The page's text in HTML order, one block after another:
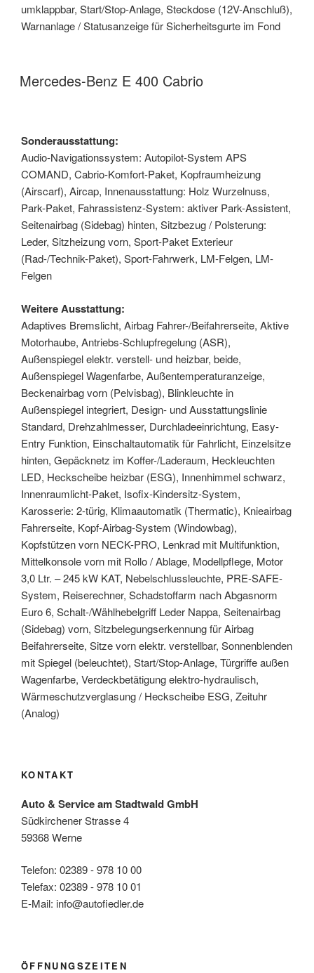
umklappbar, Start/Stop-Anlage, Steckdose (12V-Anschluß),
Warnanlage / Statusanzeige für Sicherheitsgurte im Fond
Mercedes-Benz E 400 Cabrio
Sonderausstattung:
Audio-Navigationssystem: Autopilot-System APS
COMAND, Cabrio-Komfort-Paket, Kopfraumheizung
(Airscarf), Aircap, Innenausstattung: Holz Wurzelnuss,
Park-Paket, Fahrassistenz-System: aktiver Park-Assistent,
Seitenairbag (Sidebag) hinten, Sitzbezug / Polsterung:
Leder, Sitzheizung vorn, Sport-Paket Exterieur
(Rad-/Technik-Paket), Sport-Fahrwerk, LM-Felgen, LM-
Felgen
Weitere Ausstattung:
Adaptives Bremslicht, Airbag Fahrer-/Beifahrerseite, Aktive
Motorhaube, Antriebs-Schlupfregelung (ASR),
Außenspiegel elektr. verstell- und heizbar, beide,
Außenspiegel Wagenfarbe, Außentemperaturanzeige,
Beckenairbag vorn (Pelvisbag), Blinkleuchte in
Außenspiegel integriert, Design- und Ausstattungslinie
Standard, Drehzahlmesser, Durchladeeinrichtung, Easy-
Entry Funktion, Einschaltautomatik für Fahrlicht, Einzelsitze
hinten, Gepäcknetz im Koffer-/Laderaum, Heckleuchten
LED, Heckscheibe heizbar (ESG), Innenhimmel schwarz,
Innenraumlicht-Paket, Isofix-Kindersitz-System,
Karosserie: 2-türig, Klimaautomatik (Thermatic), Knieairbag
Fahrerseite, Kopf-Airbag-System (Windowbag),
Kopfstützen vorn NECK-PRO, Lenkrad mit Multifunktion,
Mittelkonsole vorn mit Rollo / Ablage, Modellpflege, Motor
3,0 Ltr. – 245 kW KAT, Nebelschlussleuchte, PRE-SAFE-
System, Reiserechner, Schadstoffarm nach Abgasnorm
Euro 6, Schalt-/Wählhebelgriff Leder Nappa, Seitenairbag
(Sidebag) vorn, Sitzbelegungserkennung für Airbag
Beifahrerseite, Sitze vorn elektr. verstellbar, Sonnenblenden
mit Spiegel (beleuchtet), Start/Stop-Anlage, Türgriffe außen
Wagenfarbe, Verdeckbetätigung elektro-hydraulisch,
Wärmeschutzverglasung / Heckscheibe ESG, Zeituhr
(Analog)
KONTAKT
Auto & Service am Stadtwald GmbH
Südkirchener Strasse 4
59368 Werne
Telefon: 02389 - 978 10 00
Telefax: 02389 - 978 10 01
E-Mail: info@autofiedler.de
ÖFFNUNGSZEITEN